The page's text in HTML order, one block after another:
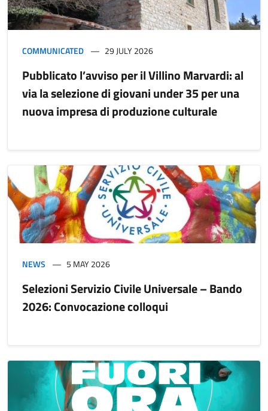
COMMUNICATED 29 JULY 2026
Pubblicato l’avviso per il Villino Marvardi: al
via la selezione di giovani under 35 per una
nuova impresa di produzione culturale
NEWS 5 MAY 2026
Selezioni Servizio Civile Universale – Bando
2026: Convocazione colloqui